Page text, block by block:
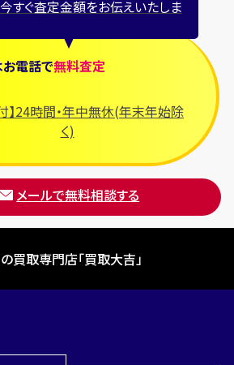
今すぐ査定金額をお伝えいたしま
お電話で無料査定
】24時間・年中無休(年末年始除
く)
メールで無料相談する
買取専門店「買取大吉」